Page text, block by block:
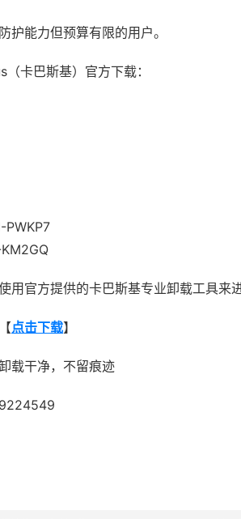
护能力但预算有限的用户。
卡巴斯基）官方下载：
用官方提供的卡巴斯基专业卸载工具来
点击下载】
载干净，不留痕迹